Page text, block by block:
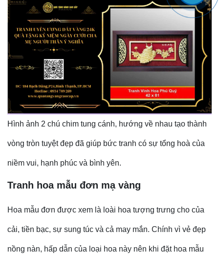
Hình ảnh 2 chú chim tung cánh, hướng về nhau tạo thành
vòng tròn tuyệt đẹp đã giúp bức tranh có sự tổng hoà của
niềm vui, hạnh phúc và bình yên.
Tranh hoa mẫu đơn mạ vàng
Hoa mẫu đơn được xem là loài hoa tượng trưng cho của
cải, tiền bạc, sự sung túc và cả may mắn. Chính vì vẻ đẹp
nồng nàn, hấp dẫn của loại hoa này nên khi đặt hoa mẫu